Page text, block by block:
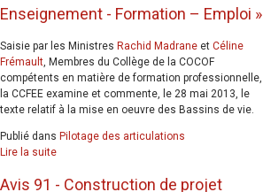
Enseignement - Formation – Emploi »
Saisie par les Ministres Rachid Madrane et Céline
Frémault , Membres du Collège de la COCOF
compétents en matière de formation professionnelle,
la CCFEE examine et commente, le 28 mai 2013, le
texte relatif à la mise en oeuvre des Bassins de vie.
Publié dans Pilotage des articulations
Lire la suite
Avis 91 - Construction de projet